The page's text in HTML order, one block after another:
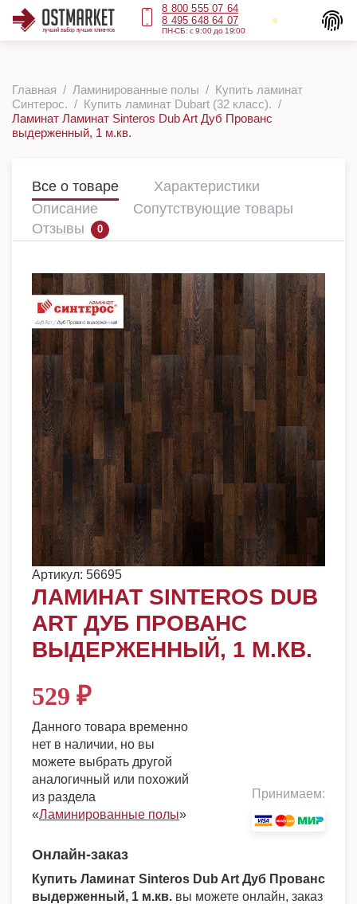
8 800 555 07 64
8 495 648 64 07
ПН-СБ: с 9:00 до 19:00
Главная Ламинированные полы
Купить ламинат
Синтерос.
Купить ламинат Dubart (32 класс).
Ламинат Ламинат Sinteros Dub Art Дуб Прованс
выдерженный, 1 м.кв.
Все о товаре
Характеристики
Описание
Сопутствующие товары
Отзывы
0
Артикул: 56695
ЛАМИНАТ SINTEROS DUB
ART ДУБ ПРОВАНС
ВЫДЕРЖЕННЫЙ, 1 М.КВ.
529 ₽
Данного товара временно
нет в наличии, но вы
можете выбрать другой
аналогичный или похожий
из раздела
«Ламинированные полы»
Принимаем:
Онлайн-заказ
Купить Ламинат Sinteros Dub Art Дуб Прованс
выдерженный, 1 м.кв. вы можете онлайн, заказ